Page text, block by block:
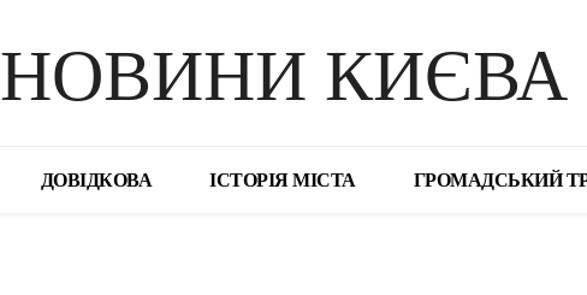
НОВИНИ КИЄВА
ДОВІДКОВА ІСТОРІЯ МІСТА ГРОМАДСЬКИЙ